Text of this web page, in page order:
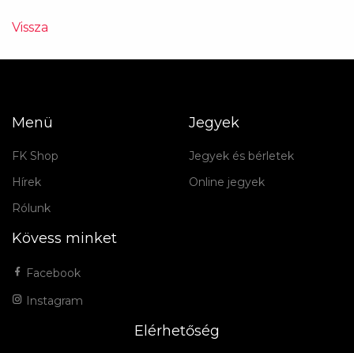
Vissza
Menü
FK Shop
Hírek
Rólunk
Jegyek
Jegyek és bérletek
Online jegyek
Kövess minket
Facebook
Instagram
Elérhetőség